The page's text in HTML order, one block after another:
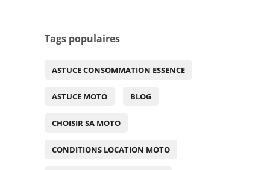
Tags populaires
ASTUCE CONSOMMATION ESSENCE
ASTUCE MOTO BLOG
CHOISIR SA MOTO
CONDITIONS LOCATION MOTO